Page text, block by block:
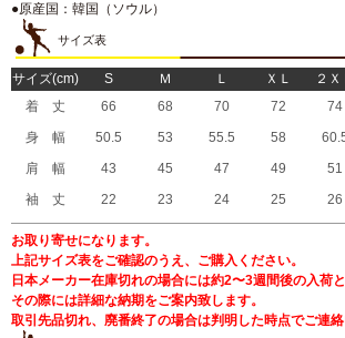
●原産国：韓国（ソウル）
サイズ表
サイズ(cm) S Ｍ Ｌ ＸＬ ２Ｘ
着 丈
66 68 70 72 74
身 幅
50.5 53 55.5 58
肩 幅
43 45 47 49 51
袖 丈
22 23 24 25 26
お取り寄せになります。
上記サイズ表をご確認のうえ、ご購入ください。
日本メーカー在庫切れの場合には約2〜3週間後の入荷と
その際には詳細な納期をご案内致します。
取引先品切れ、廃番終了の場合は判明した時点でご連絡